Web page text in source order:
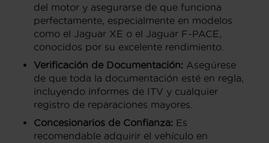
del motor y asegurarse de que funciona
perfectamente, especialmente en modelos
como el Jaguar XE o el Jaguar F-PACE,
conocidos por su excelente rendimiento.
Verificación de Documentación: Asegúrese
de que toda la documentación esté en regla,
incluyendo informes de ITV y cualquier
registro de reparaciones mayores.
Concesionarios de Confianza: Es
recomendable adquirir el vehículo en